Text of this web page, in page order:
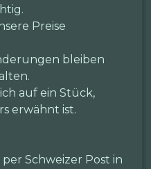
Preise
bleiben
auf ein Stück,
erwähnt ist.
Schweizer Post in